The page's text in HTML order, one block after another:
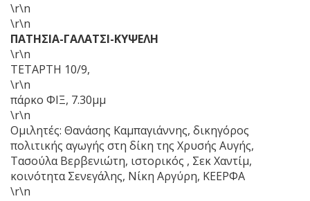
\r\n
\r\n
ΠΑΤΗΣΙΑ-ΓΑΛΑΤΣΙ-ΚΥΨΕΛΗ
\r\n
ΤΕΤΑΡΤΗ 10/9,
\r\n
πάρκο ΦΙΞ, 7.30μμ
\r\n
Ομιλητές: Θανάσης Καμπαγιάννης, δικηγόρος
πολιτικής αγωγής στη δίκη της Χρυσής Αυγής,
Τασούλα Βερβενιώτη, ιστορικός , Σεκ Χαντίμ,
κοινότητα Σενεγάλης, Νίκη Αργύρη, ΚΕΕΡΦΑ
\r\n